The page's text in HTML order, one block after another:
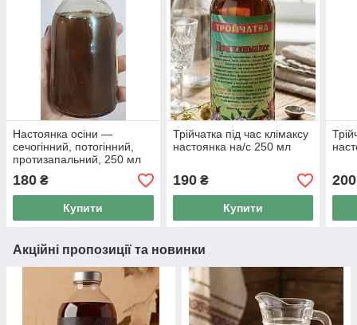
Настоянка осіни —
сечогінний, потогінний,
протизапальний, 250 мл
180 ₴
Купити
Трійчатка під час клімаксу
настоянка на/с 250 мл
190₴
Купити
200
Акційні пропозиції та новинки